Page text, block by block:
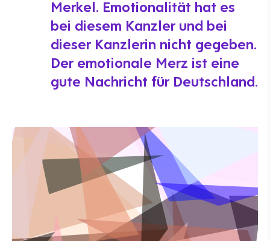
Merkel. Emotionalität hat es
bei diesem Kanzler und bei
dieser Kanzlerin nicht gegeben.
Der emotionale Merz ist eine
gute Nachricht für Deutschland.